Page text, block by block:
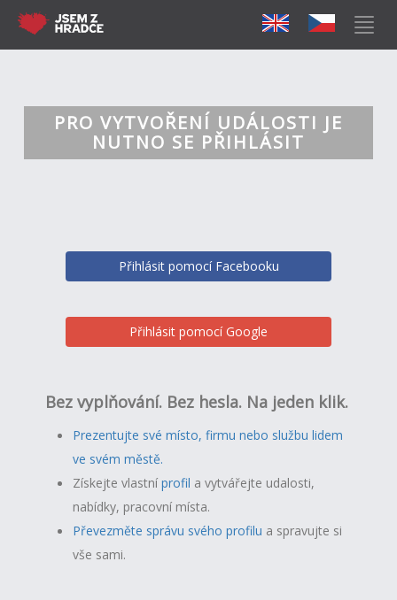
PRO VYTVOŘENÍ UDÁLOSTI JE
NUTNO SE PŘIHLÁSIT
Přihlásit pomocí Facebooku
Přihlásit pomocí Google
Bez vyplňování. Bez hesla. Na jeden klik.
Prezentujte své místo, firmu nebo službu lidem
ve svém městě.
Získejte vlastníprofil a vytvářejte udalosti,
nabídky, pracovní místa.
Převezměte správu svého profilu a spravujte si
vše sami.